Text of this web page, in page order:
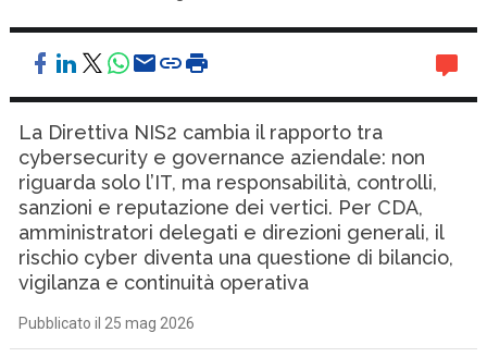
La Direttiva NIS2 cambia il rapporto tra
cybersecurity e governance aziendale: non
riguarda solo l’IT, ma responsabilità, controlli,
sanzioni e reputazione dei vertici. Per CDA,
amministratori delegati e direzioni generali, il
rischio cyber diventa una questione di bilancio,
vigilanza e continuità operativa
Pubblicato il 25 mag 2026